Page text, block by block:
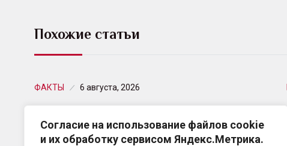
Согласие на использование файлов cookie
и их обработку сервисом Яндекс.Метрика.
Похожие статьи
ФАКТЫ 6 августа, 2026
кредитный рейтинг ВСК на…